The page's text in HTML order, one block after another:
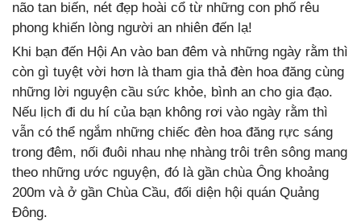
não tan biến, nét đẹp hoài cổ từ những con phố rêu
phong khiến lòng người an nhiên đến lạ!
Khi bạn đến Hội An vào ban đêm và những ngày rằm thì
còn gì tuyệt vời hơn là tham gia thả đèn hoa đăng cùng
những lời nguyện cầu sức khỏe, bình an cho gia đạo.
Nếu lịch đi du hí của bạn không rơi vào ngày rằm thì
vẫn có thể ngắm những chiếc đèn hoa đăng rực sáng
trong đêm, nối đuôi nhau nhẹ nhàng trôi trên sông mang
theo những ước nguyện, đó là gần chùa Ông khoảng
200m và ở gần Chùa Cầu, đối diện hội quán Quảng
Đông.